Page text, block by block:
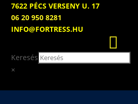
7622 PÉCS VERSENY U. 17
06 20 950 8281
INFO@FORTRESS.HU

Keresés
×